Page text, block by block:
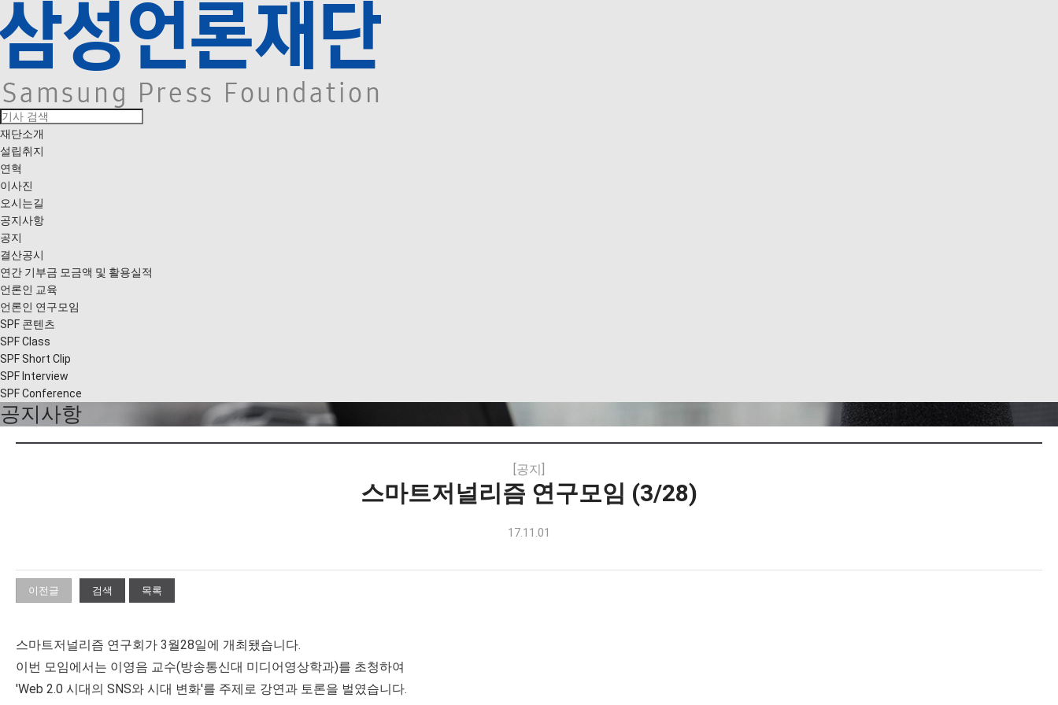
재단소개
설립취지
연혁
이사진
오시는길
공지사항
공지
결산공시
연간 기부금 모금액 및 활용실적
언론인 교육
언론인 연구모임
SPF 콘텐츠
SPF Class
SPF Short Clip
SPF Interview
SPF Conference
공지사항
[공지]
스마트저널리즘 연구모임 (3/28)
17.11.01
이전글 검색 목록
스마트저널리즘 연구회가 3월28일에 개최됐습니다.
이번 모임에서는 이영음 교수(방송통신대 미디어영상학과)를 초청하여
'Web 2.0 시대의 SNS와 시대 변화'를 주제로 강연과 토론을 벌였습니다.